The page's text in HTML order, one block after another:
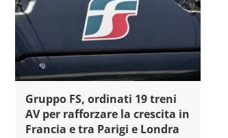
Gruppo FS, ordinati 19 treni
AV per rafforzare la crescita in
Francia e tra Parigi e Londra